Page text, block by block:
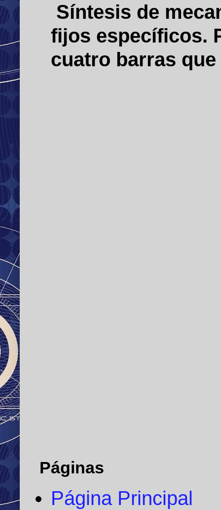
Síntesis de
fijos específicos.
cuatro barras que
Páginas
Página Principal